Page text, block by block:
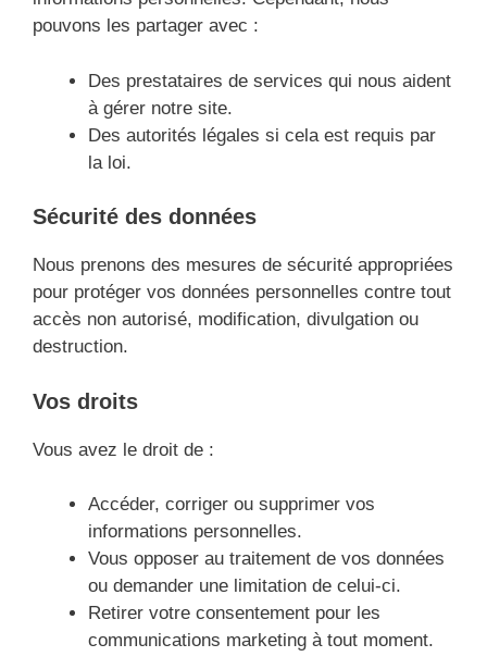
pouvons les partager avec :
Des prestataires de services qui nous aident
à gérer notre site.
Des autorités légales si cela est requis par
la loi.
Sécurité des données
Nous prenons des mesures de sécurité appropriées
pour protéger vos données personnelles contre tout
accès non autorisé, modification, divulgation ou
destruction.
Vos droits
Vous avez le droit de :
Accéder, corriger ou supprimer vos
informations personnelles.
Vous opposer au traitement de vos données
ou demander une limitation de celui-ci.
Retirer votre consentement pour les
communications marketing à tout moment.